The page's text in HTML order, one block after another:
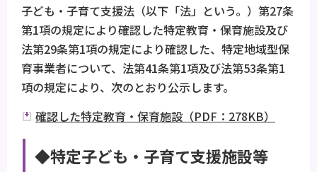
子ども・子育て支援法（以下「法」という。）第27条
第1項の規定により確認した特定教育・保育施設及び
法第29条第1項の規定により確認した、特定地域型保
育事業者について、法第41条第1項及び法第53条第1
項の規定により、次のとおり公示します。
確認した特定教育・保育施設（PDF：278KB）
◆特定子ども・子育て支援施設等